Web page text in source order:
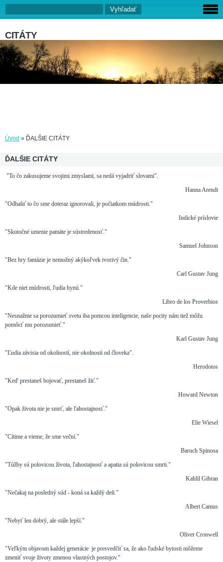
CITÁTY
Úvod » ĎALŠIE CITÁTY
ĎALŠIE CITÁTY
"To čo zakusujeme svojimi zmyslami, sa nedá vyjadriť slovami".
Hanna Arendt
"Odhaliť to čo sme doteraz ignorovali, je počiatkom múdrosti."
Indické príslovie
"Skutočné umenie pamäte je sústredenosť."
Samuel Johnson
"Bez hry fantázie je nemožný akýkoľvek tvorivý čin."
Carl Gustav Jung
"Kde niet múdrosti, ľudia hynú."
Libro de los Proverbios
"Nesnažme sa porozumieť svetu iba pomcou inteligencie, naše pocity nám tiež môžu
pomôcť mu porozumieť."
Karl Gustav Jung
"Ľudia závisia od okolností, nie okolnosti od človeka".
Herodotos
"Keď prestaneš bojovať, prestaneš žiť."
Howard Newton
"Opak života nie je smrť, ale ľahostajnosť."
Elie Wiesel
"Cítime a vieme, že sme veční."
Baruch Spinosa
"Túžby sú polovicou života, ľahostajnosť a apatia sú polovicou smrti."
Kahlil Gibran
"Nečakaj na posledný súd - koná sa každý deň."
Albert Camus
"Nebyť len dobrý, ale stále lepší."
Oliver Cronwell
"Veľkým objavom každej generácie je presvedčiť sa, že ako ľudské bytosti môžeme
zmeniť svoje životy zmenou vlastných postojov."